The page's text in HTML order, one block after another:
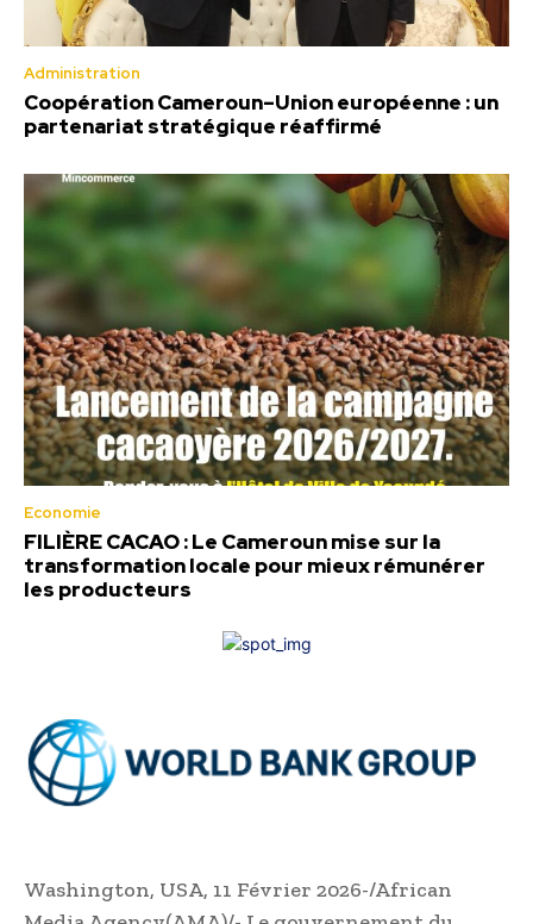
Administration
Coopération Cameroun–Union européenne : un
partenariat stratégique réaffirmé
Economie
FILIÈRE CACAO : Le Cameroun mise sur la
transformation locale pour mieux rémunérer
les producteurs
Washington, USA, 11 Février 2026-/African